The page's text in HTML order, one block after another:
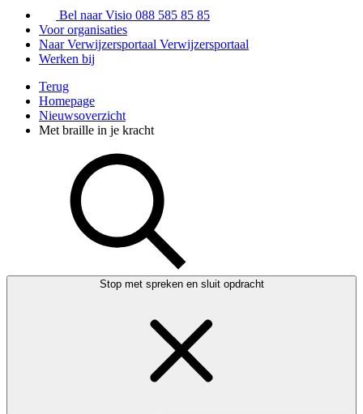
Bel naar Visio 088 585 85 85
Voor organisaties
Naar Verwijzersportaal Verwijzersportaal
Werken bij
Terug
Homepage
Nieuwsoverzicht
Met braille in je kracht
Stop met spreken en sluit opdracht